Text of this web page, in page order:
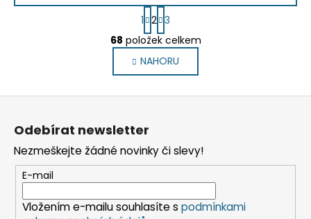
O
v
l
á
d
p
r
v
k
S
t
r
á
n
k
1 2 3
68 položek celkem
NAHORU
Z
Odebírat newsletter
Nezmeškejte žádné novinky či slevy!
E-mail
Vložením e-mailu souhlasíte s podmínkami